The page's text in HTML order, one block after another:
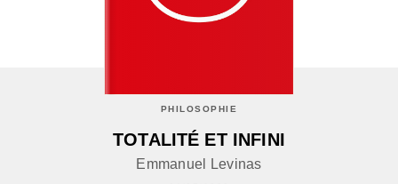
PHILOSOPHIE
TOTALITÉ ET INFINI
Emmanuel Levinas